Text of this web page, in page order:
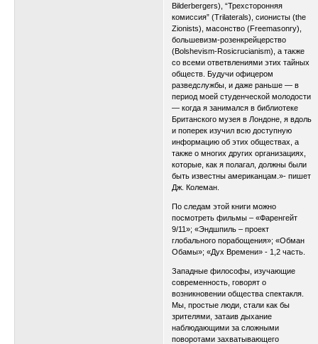
Bilderbergers), “Трехсторонняя
комиссия” (Trilaterals), cионисты (the
Zionists), масонство (Freemasonry),
большевизм-розенкрейцерство
(Bolshevism-Rosicrucianism), а также
со всеми ответвлениями этих тайных
обществ. Будучи офицером
разведслужбы, и даже раньше — в
период моей студенческой молодости
— когда я занимался в библиотеке
Британского музея в Лондоне, я вдоль
и поперек изучил всю доступную
информацию об этих обществах, а
также о многих других организациях,
которые, как я полагал, должны были
быть известны американцам.»- пишет
Дж. Колеман.
По следам этой книги можно
посмотреть фильмы – «Фаренгейт
9/11»; «Эндшпиль – проект
глобального порабощения»; «Обман
Обамы»; «Дух Времени» - 1,2 часть.
Западные философы, изучающие
современность, говорят о
возникновении общества спектакля.
Мы, простые люди, стали как бы
зрителями, затаив дыхание
наблюдающими за сложными
поворотами захватывающего